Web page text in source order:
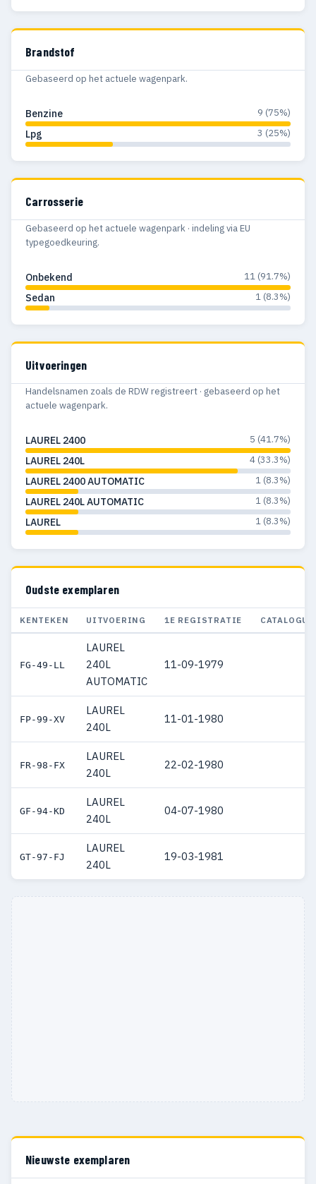
Brandstof
Gebaseerd op het actuele wagenpark.
Benzine 9 (75%)
Lpg 3 (25%)
Carrosserie
Gebaseerd op het actuele wagenpark · indeling via EU
typegoedkeuring.
Onbekend 11 (91.7%)
Sedan 1 (8.3%)
Uitvoeringen
Handelsnamen zoals de RDW registreert · gebaseerd op het
actuele wagenpark.
LAUREL 2400 5 (41.7%)
LAUREL 240L 4 (33.3%)
LAUREL 2400 AUTOMATIC 1 (8.3%)
LAUREL 240L AUTOMATIC 1 (8.3%)
LAUREL 1 (8.3%)
Oudste exemplaren
KENTEKEN UITVOERING 1E REGISTRATIE
FG-49-LL
LAUREL
240L
AUTOMATIC
11-09-1979
FP-99-XV
LAUREL
240L
11-01-1980
FR-98-FX
LAUREL
240L
22-02-1980
GF-94-KD
LAUREL
240L
04-07-1980
GT-97-FJ
LAUREL
240L
19-03-1981
Nieuwste exemplaren